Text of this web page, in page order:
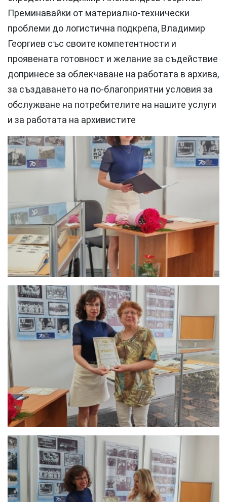
Преминавайки от материално-технически
проблеми до логистична подкрепа, Владимир
Георгиев със своите компетентности и
проявената готовност и желание за съдействие
допринесе за облекчаване на работата в архива,
за създаването на по-благоприятни условия за
обслужване на потребителите на нашите услуги
и за работата на архивистите